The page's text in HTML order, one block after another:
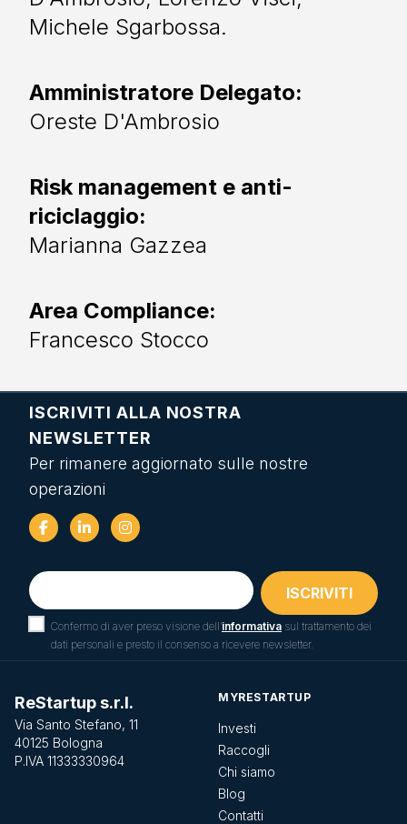
Michele Sgarbossa.
Amministratore Delegato:
Oreste D'Ambrosio
Risk management e anti-
riciclaggio:
Marianna Gazzea
Area Compliance:
Francesco Stocco
ISCRIVITI ALLA NOSTRA
NEWSLETTER
Per rimanere aggiornato sulle nostre
operazioni
Confermo di aver preso visione dell’informativa sul trattamento dei
dati personali e presto il consenso a ricevere newsletter.
ReStartup s.r.l.
Via Santo Stefano, 11
40125 Bologna
P.IVA 11333330964
MYRESTARTUP
Investi
Raccogli
Chi siamo
Blog
Contatti